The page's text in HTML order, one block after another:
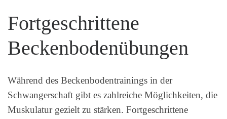
Fortgeschrittene
Beckenbodenübungen
Während des Beckenbodentrainings in der
Schwangerschaft gibt es zahlreiche Möglichkeiten, die
Muskulatur gezielt zu stärken. Fortgeschrittene